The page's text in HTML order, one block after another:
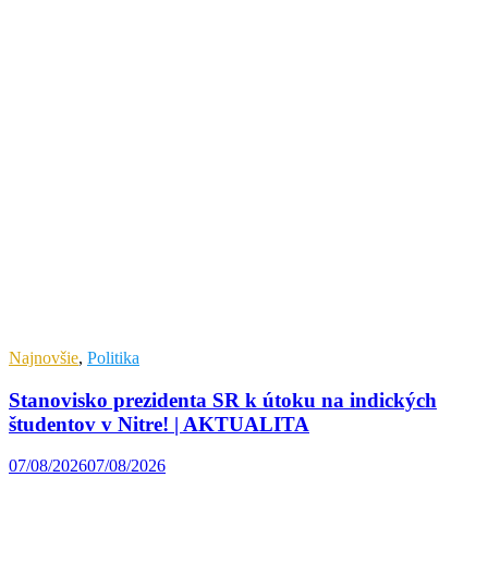
Najnovšie, Politika
Stanovisko prezidenta SR k útoku na indických
študentov v Nitre! | AKTUALITA
07/08/202607/08/2026